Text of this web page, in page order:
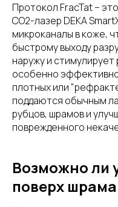
Протокол FracTat –
CO2-лазер DEKA
микроканалы в коже,
быстрому выходу
наружу и
особенно
плотных или
поддаются обычным
рубцов, шрамов и
поврежденного
Возможно ли
поверх